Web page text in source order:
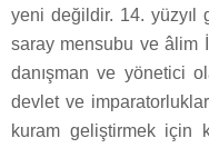
yeni değildir. 14. yüzyıl
saray mensubu ve âlim
danışman ve yönetici
devlet ve
kuram geliştirmek için